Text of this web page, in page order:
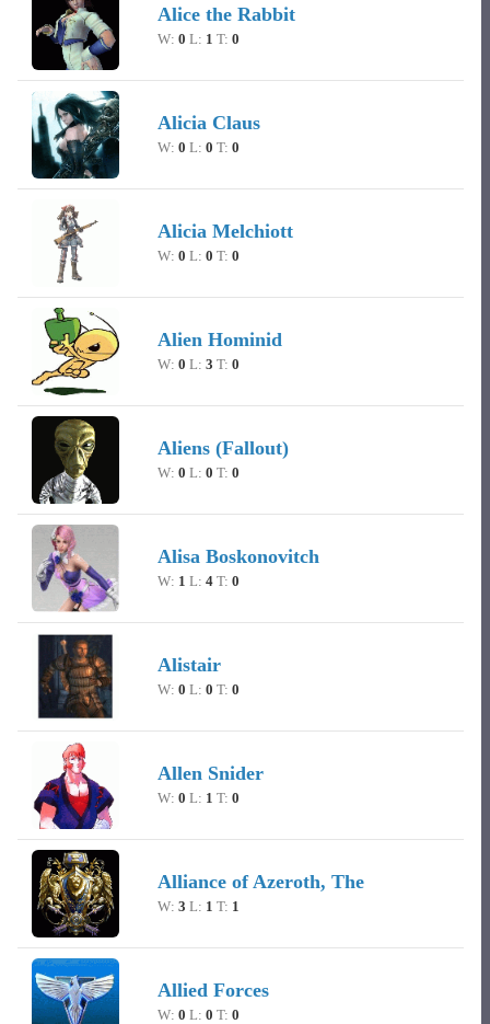
Alice the Rabbit
W: 0 L: 1 T: 0
Alicia Claus
W: 0 L: 0 T: 0
Alicia Melchiott
W: 0 L: 0 T: 0
Alien Hominid
W: 0 L: 3 T: 0
Aliens (Fallout)
W: 0 L: 0 T: 0
Alisa Boskonovitch
W: 1 L: 4T: 0
Alistair
W: 0 L: 0 T: 0
Allen Snider
W: 0 L: 1 T: 0
Alliance of Azeroth, The
W: 3 L: 1 T: 1
Allied Forces
W: 0 L: 0 T: 0